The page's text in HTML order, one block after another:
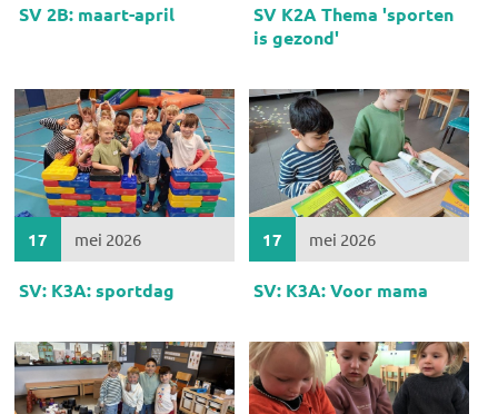
SV 2B: maart-april
SV K2A Thema 'sporten
is gezond'
17 mei 2026
SV: K3A: sportdag
17 mei 2026
SV: K3A: Voor mama